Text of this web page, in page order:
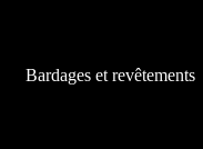
Bardages et revêtements